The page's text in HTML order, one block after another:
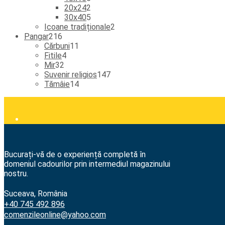
20x242
30x405
produse
Icoane tradiționale2
Pangar216
produse
Cărbuni11
Fitile44
Mir32
de
produse
Suvenir religios147147
Tămâie1414
Bucurați-vă de o experiență completă în
domeniul cadourilor prin intermediul magazinului
nostru.
Suceava, România
+40 745 492 896
comenzileonline@yahoo.com